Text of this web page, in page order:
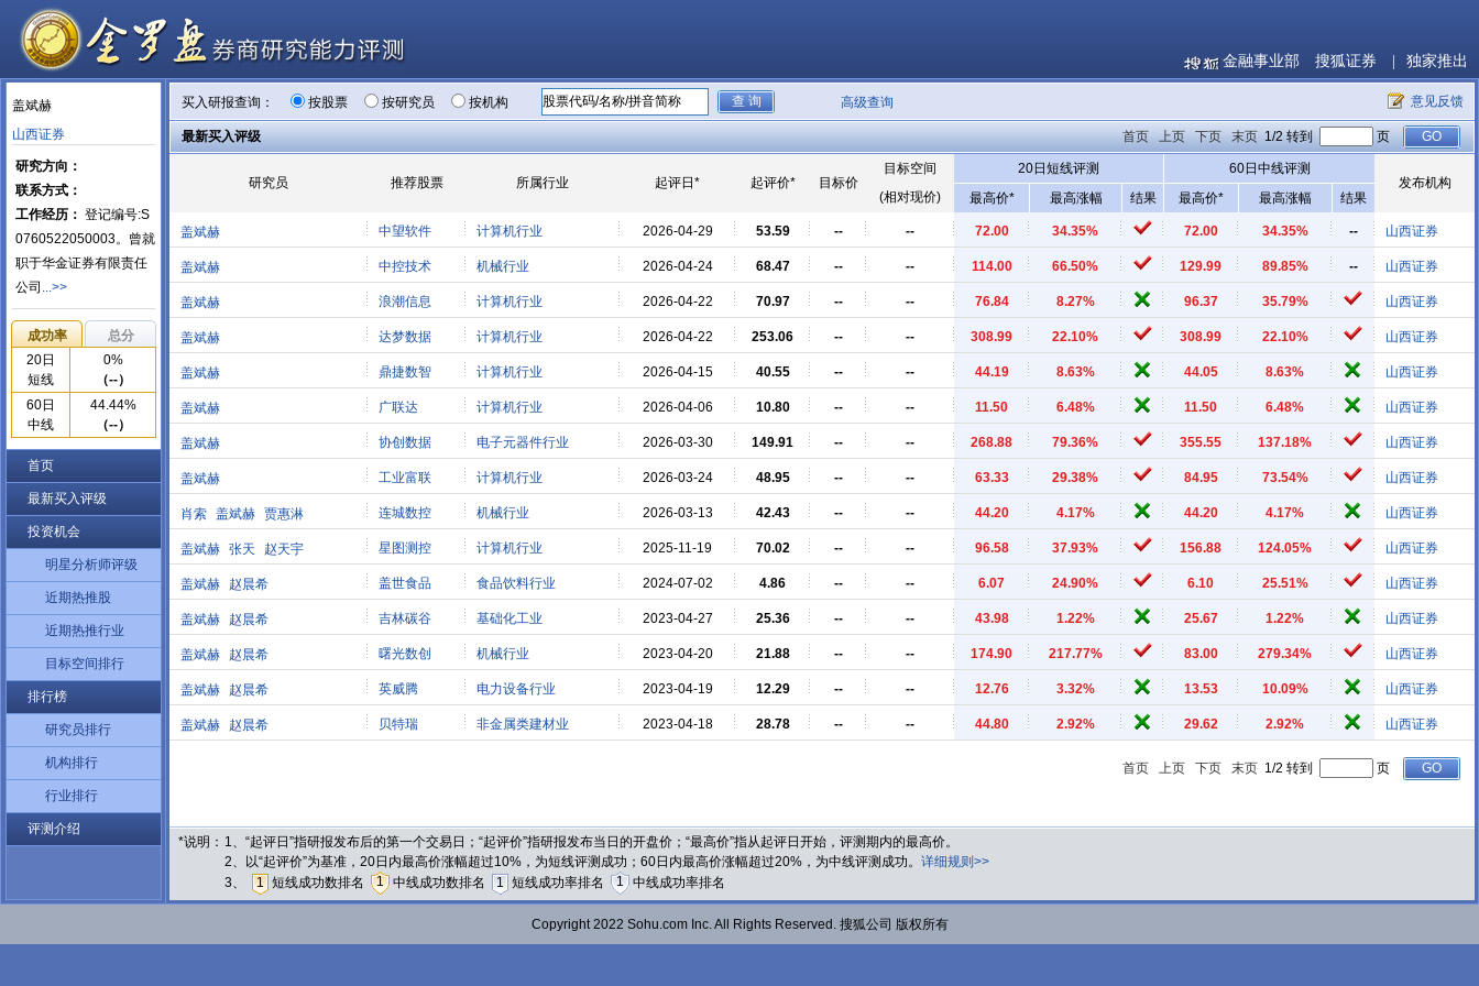
金融事业部 搜狐证券 独家推出
盖斌赫
山西证券
研究方向：
联系方式：
工作经历： 登记编号:S
0760522050003。曾就
职于华金证券有限责任
公司 ...>>
成功率
总分
20日
短线
0%
（--）
60日
中线
44.44%
（--）
首页
最新买入评级
投资机会
明星分析师评级
近期热推股
近期热推行业
目标空间排行
排行榜
研究员排行
机构排行
行业排行
评测介绍
买入研报查询： 按股票 按研究员 按机构 高级查询 意见反馈
首页 上页 下页 末页 1/2 转到 页
最新买入评级
研究员 推荐股票 所属行业 起评日* 起评价* 目标价
目标空间
(相对现价)
20日短线评测
60日中线评测
发布机构
最高价*
最高涨幅 结果 最高价* 最高涨幅 结果
盖斌赫 中望软件 计算机行业 2026-04-29 53.59 -- -- 72.00 34.35% 72.00 34.35% -- 山西证券
盖斌赫 中控技术 机械行业 2026-04-24 68.47 -- -- 114.00 66.50% 129.99 89.85% -- 山西证券
盖斌赫 浪潮信息 计算机行业 2026-04-22 70.97 -- -- 76.84 8.27% 96.37 35.79% 山西证券
盖斌赫 达梦数据 计算机行业 2026-04-22 253.06 -- -- 308.99 22.10% 308.99 22.10% 山西证券
盖斌赫 鼎捷数智 计算机行业 2026-04-15 40.55 -- -- 44.19 8.63% 44.05 8.63% 山西证券
盖斌赫 广联达 计算机行业 2026-04-06 10.80 -- -- 11.50 6.48% 11.50 6.48% 山西证券
盖斌赫 协创数据 电子元器件行业 2026-03-30 149.91 -- -- 268.88 79.36% 355.55 137.18% 山西证券
盖斌赫 工业富联 计算机行业 2026-03-24 48.95 -- -- 63.33 29.38% 84.95 73.54% 山西证券
肖索 盖斌赫 贾惠淋 连城数控 机械行业 2026-03-13 42.43 -- -- 44.20 4.17% 44.20 4.17% 山西证券
盖斌赫 张天 赵天宇 星图测控 计算机行业 2025-11-19 70.02 -- -- 96.58 37.93% 156.88 124.05% 山西证券
盖斌赫 赵晨希 盖世食品 食品饮料行业 2024-07-02 4.86 -- -- 6.07 24.90% 6.10 25.51% 山西证券
盖斌赫 赵晨希 吉林碳谷 基础化工业 2023-04-27 25.36 -- -- 43.98 1.22% 25.67 1.22% 山西证券
盖斌赫 赵晨希 曙光数创 机械行业 2023-04-20 21.88 -- -- 174.90 217.77% 83.00 279.34% 山西证券
盖斌赫 赵晨希 英威腾 电力设备行业 2023-04-19 12.29 -- -- 12.76 3.32% 13.53 10.09% 山西证券
盖斌赫 赵晨希 贝特瑞 非金属类建材业 2023-04-18 28.78 -- -- 44.80 2.92% 29.62 2.92% 山西证券
首页 上页 下页 末页 1/2 转到 页
*说明： 1、“起评日”指研报发布后的第一个交易日；“起评价”指研报发布当日的开盘价；“最高价”指从起评日开始，评测期内的最高价。
2、以“起评价”为基准，20日内最高价涨幅超过10%，为短线评测成功；60日内最高价涨幅超过20%，为中线评测成功。 详细规则>>
3、
1 短线成功数排名 1 中线成功数排名 1 短线成功率排名 1 中线成功率排名
Copyright 2022 Sohu.com Inc. All Rights Reserved. 搜狐公司 版权所有